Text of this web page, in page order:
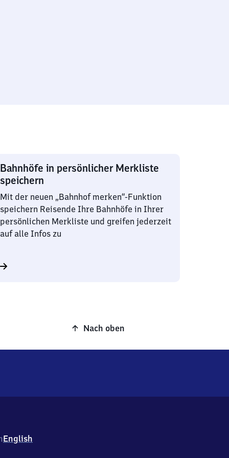
Bahnhöfe in persönlicher Merkliste
speichern
Mit der neuen „Bahnhof merken“-Funktion
speichern Reisende Ihre Bahnhöfe in Ihrer
persönlichen Merkliste und greifen jederzeit
auf alle Infos zu
Nach oben
English